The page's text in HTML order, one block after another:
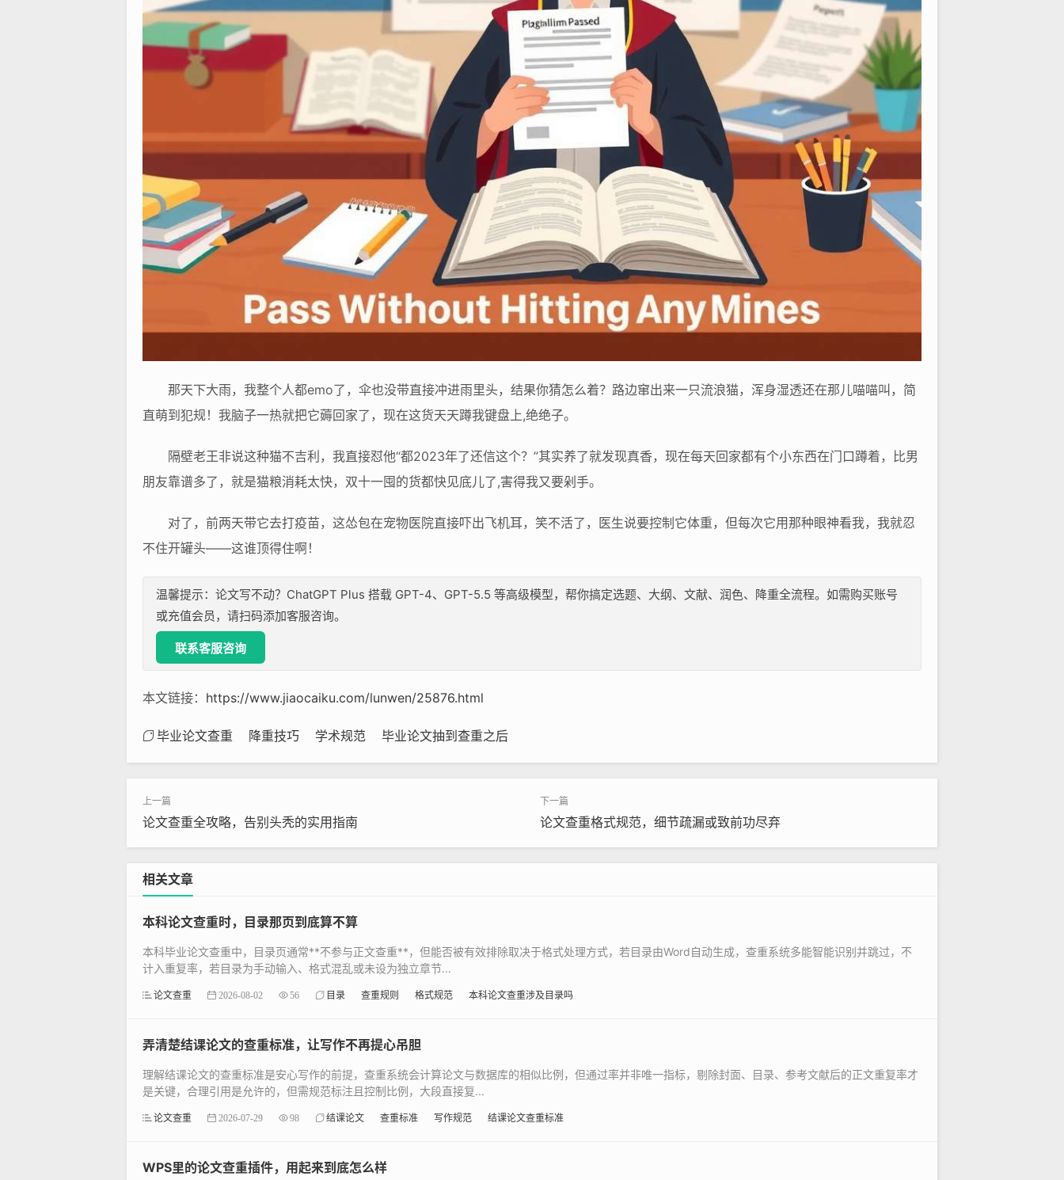
那天下大雨，我整个人都emo了，伞也没带直接冲进雨里头，结果你猜怎么着？路边窜出来一只流浪猫，浑身湿透还在那儿喵喵叫，简
直萌到犯规！我脑子一热就把它薅回家了，现在这货天天蹲我键盘上,绝绝子。
隔壁老王非说这种猫不吉利，我直接怼他“都2023年了还信这个？”其实养了就发现真香，现在每天回家都有个小东西在门口蹲着，比男
朋友靠谱多了，就是猫粮消耗太快，双十一囤的货都快见底儿了,害得我又要剁手。
对了，前两天带它去打疫苗，这怂包在宠物医院直接吓出飞机耳，笑不活了，医生说要控制它体重，但每次它用那种眼神看我，我就忍
不住开罐头——这谁顶得住啊！
温馨提示：论文写不动？ChatGPT Plus 搭载 GPT-4、GPT-5.5 等高级模型，帮你搞定选题、大纲、文献、润色、降重全流程。如需购买账号
或充值会员，请扫码添加客服咨询。
联系客服咨询
本文链接： https://www.jiaocaiku.com/lunwen/25876.html
毕业论文查重 降重技巧 学术规范 毕业论文抽到查重之后
论文查重全攻略，告别头秃的实用指南 论文查重格式规范，细节疏漏或致前功尽弃
相关文章
本科论文查重时，目录那页到底算不算
本科毕业论文查重中，目录页通常**不参与正文查重**，但能否被有效排除取决于格式处理方式，若目录由Word自动生成，查重系统多能智能识别并跳过，不
计入重复率，若目录为手动输入、格式混乱或未设为独立章节...
论文查重 2026-08-02 56 目录 查重规则 格式规范 本科论文查重涉及目录吗
弄清楚结课论文的查重标准，让写作不再提心吊胆
理解结课论文的查重标准是安心写作的前提，查重系统会计算论文与数据库的相似比例，但通过率并非唯一指标，剔除封面、目录、参考文献后的正文重复率才
是关键，合理引用是允许的，但需规范标注且控制比例，大段直接复...
论文查重 2026-07-29 98 结课论文 查重标准 写作规范 结课论文查重标准
WPS里的论文查重插件，用起来到底怎么样